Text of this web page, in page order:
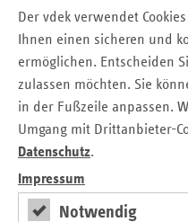
Der vdek verwendet
Ihnen einen sicheren und
ermöglichen. Entscheiden
zulassen möchten. Sie
in der Fußzeile anpassen.
Umgang mit Drittanbieter-
Datenschutz.
Impressum
Notwendig
Beispielen
im Bereich Digitalisierung
Gesamtsumme von 19
Einsatz von Künstlicher
zum Beispiel bei der
eine Vorreiterrolle ein. Die
Gesundheitswesen lud die
„gemeinsam unseren